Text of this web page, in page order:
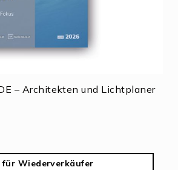
– Architekten und Lichtplaner
für Wiederverkäufer